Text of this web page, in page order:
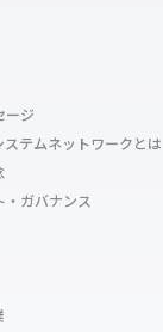
ージ
ステムネットワークとは
・ガバナンス